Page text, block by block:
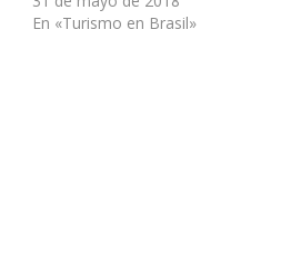
En «Turismo en Brasil»